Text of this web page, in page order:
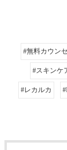
#無料カウン
#スキンケ
#レカルカ